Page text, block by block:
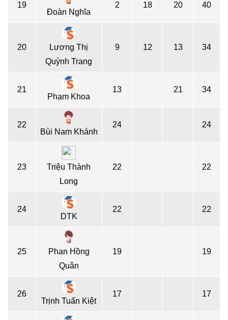
19
Đoàn Nghĩa
2 18 20 40
20
Lương Thị
Quỳnh Trang
9 12 13 34
21
Phạm Khoa
13 21 34
22
Bùi Nam Khánh
24 24
23
Triệu Thành
Long
22 22
24
DTK
22 22
25
Phan Hồng
Quân
19 19
26
Trịnh Tuấn Kiệt
17 17